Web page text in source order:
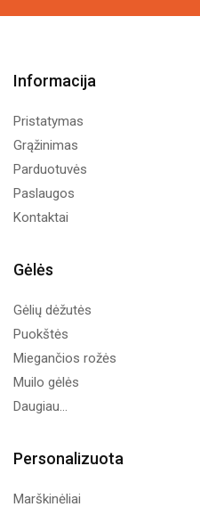
Informacija
Pristatymas
Grąžinimas
Parduotuvės
Paslaugos
Kontaktai
Gėlės
Gėlių dėžutės
Puokštės
Miegančios rožės
Muilo gėlės
Daugiau...
Personalizuota
Marškinėliai